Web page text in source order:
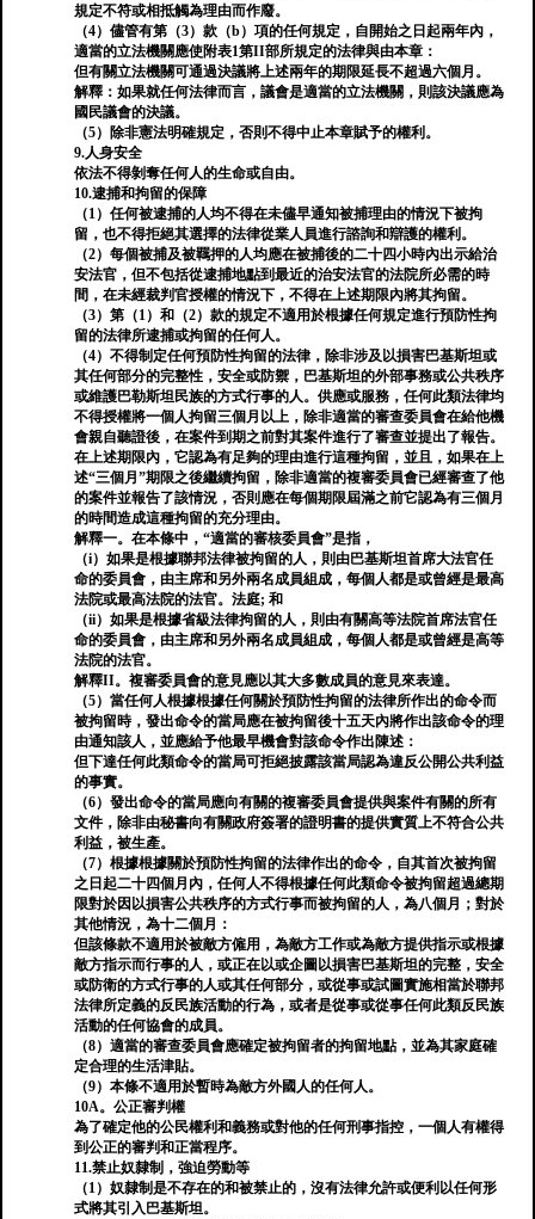
規定不符或相抵觸為理由而作廢。
（4）儘管有第（3）款（b）項的任何規定，自開始之日起兩年內，
適當的立法機關應使附表1第II部所規定的法律與由本章：
但有關立法機關可通過決議將上述兩年的期限延長不超過六個月。
解釋：如果就任何法律而言，議會是適當的立法機關，則該決議應為
國民議會的決議。
（5）除非憲法明確規定，否則不得中止本章賦予的權利。
9.人身安全
依法不得剝奪任何人的生命或自由。
10.逮捕和拘留的保障
（1）任何被逮捕的人均不得在未儘早通知被捕理由的情況下被拘
留，也不得拒絕其選擇的法律從業人員進行諮詢和辯護的權利。
（2）每個被捕及被羈押的人均應在被捕後的二十四小時內出示給治
安法官，但不包括從逮捕地點到最近的治安法官的法院所必需的時
間，在未經裁判官授權的情況下，不得在上述期限內將其拘留。
（3）第（1）和（2）款的規定不適用於根據任何規定進行預防性拘
留的法律所逮捕或拘留的任何人。
（4）不得制定任何預防性拘留的法律，除非涉及以損害巴基斯坦或
其任何部分的完整性，安全或防禦，巴基斯坦的外部事務或公共秩序
或維護巴勒斯坦民族的方式行事的人。供應或服務，任何此類法律均
不得授權將一個人拘留三個月以上，除非適當的審查委員會在給他機
會親自聽證後，在案件到期之前對其案件進行了審查並提出了報告。
在上述期限內，它認為有足夠的理由進行這種拘留，並且，如果在上
述“三個月”期限之後繼續拘留，除非適當的複審委員會已經審查了他
的案件並報告了該情況，否則應在每個期限屆滿之前它認為有三個月
的時間造成這種拘留的充分理由。
解釋一。在本條中，“適當的審核委員會”是指，
（i）如果是根據聯邦法律被拘留的人，則由巴基斯坦首席大法官任
命的委員會，由主席和另外兩名成員組成，每個人都是或曾經是最高
法院或最高法院的法官。法庭; 和
（ii）如果是根據省級法律拘留的人，則由有關高等法院首席法官任
命的委員會，由主席和另外兩名成員組成，每個人都是或曾經是高等
法院的法官。
解釋II。複審委員會的意見應以其大多數成員的意見來表達。
（5）當任何人根據根據任何關於預防性拘留的法律所作出的命令而
被拘留時，發出命令的當局應在被拘留後十五天內將作出該命令的理
由通知該人，並應給予他最早機會對該命令作出陳述：
但下達任何此類命令的當局可拒絕披露該當局認為違反公開公共利益
的事實。
（6）發出命令的當局應向有關的複審委員會提供與案件有關的所有
文件，除非由秘書向有關政府簽署的證明書的提供實質上不符合公共
利益，被生產。
（7）根據根據關於預防性拘留的法律作出的命令，自其首次被拘留
之日起二十四個月內，任何人不得根據任何此類命令被拘留超過總期
限對於因以損害公共秩序的方式行事而被拘留的人，為八個月；對於
其他情況，為十二個月：
但該條款不適用於被敵方僱用，為敵方工作或為敵方提供指示或根據
敵方指示而行事的人，或正在以或企圖以損害巴基斯坦的完整，安全
或防衛的方式行事的人或其任何部分，或從事或試圖實施相當於聯邦
法律所定義的反民族活動的行為，或者是從事或從事任何此類反民族
活動的任何協會的成員。
（8）適當的審查委員會應確定被拘留者的拘留地點，並為其家庭確
定合理的生活津貼。
（9）本條不適用於暫時為敵方外國人的任何人。
10A。公正審判權
為了確定他的公民權利和義務或對他的任何刑事指控，一個人有權得
到公正的審判和正當程序。
11.禁止奴隸制，強迫勞動等
（1）奴隸制是不存在的和被禁止的，沒有法律允許或便利以任何形
式將其引入巴基斯坦。